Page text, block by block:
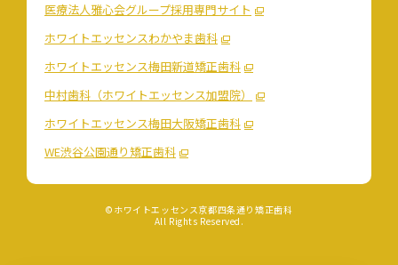
医療法人雅心会グループ採用専門サイト
ホワイトエッセンスわかやま歯科
ホワイトエッセンス梅田新道矯正歯科
中村歯科（ホワイトエッセンス加盟院）
ホワイトエッセンス梅田大阪矯正歯科
WE渋谷公園通り矯正歯科
©ホワイトエッセンス京都四条通り矯正歯科
All Rights Reserved.